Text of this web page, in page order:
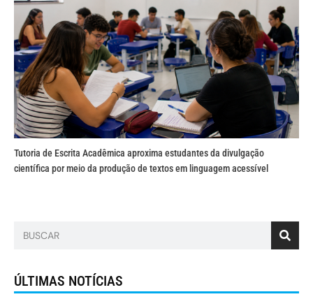
Tutoria de Escrita Acadêmica aproxima estudantes da divulgação
científica por meio da produção de textos em linguagem acessível
ÚLTIMAS NOTÍCIAS